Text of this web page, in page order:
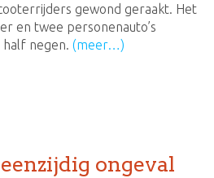
gewond geraakt. Het
en twee personenauto’s
negen. (meer…)
ongeval